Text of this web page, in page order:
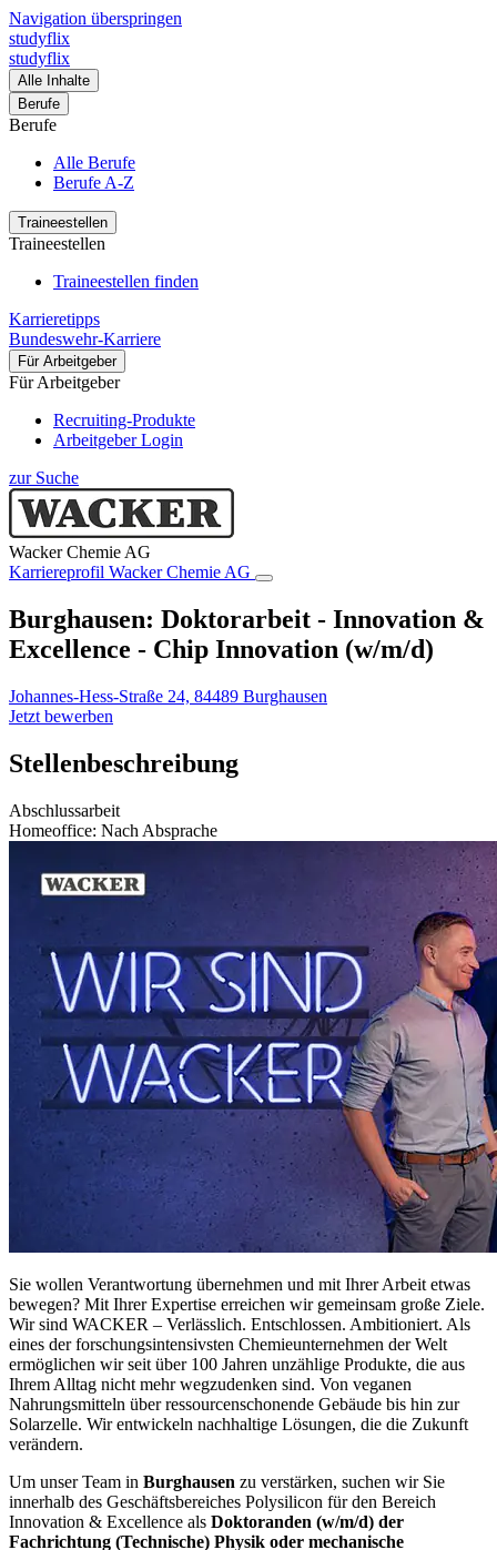
Navigation überspringen
studyflix
studyflix
Alle Inhalte
Berufe
Berufe
Alle Berufe
Berufe A-Z
Traineestellen
Traineestellen
Traineestellen finden
Karrieretipps
Bundeswehr-Karriere
Für Arbeitgeber
Für Arbeitgeber
Recruiting-Produkte
Arbeitgeber Login
zur Suche
Wacker Chemie AG
Karriereprofil Wacker Chemie AG
Burghausen: Doktorarbeit - Innovation &
Excellence - Chip Innovation (w/m/d)
Johannes-Hess-Straße 24, 84489 Burghausen
Jetzt bewerben
Stellenbeschreibung
Abschlussarbeit
Homeoffice: Nach Absprache
Sie wollen Verantwortung übernehmen und mit Ihrer Arbeit etwas
bewegen? Mit Ihrer Expertise erreichen wir gemeinsam große Ziele.
Wir sind WACKER – Verlässlich. Entschlossen. Ambitioniert. Als
eines der forschungsintensivsten Chemieunternehmen der Welt
ermöglichen wir seit über 100 Jahren unzählige Produkte, die aus
Ihrem Alltag nicht mehr wegzudenken sind. Von veganen
Nahrungsmitteln über ressourcenschonende Gebäude bis hin zur
Solarzelle. Wir entwickeln nachhaltige Lösungen, die die Zukunft
verändern.
Um unser Team in ​Burghausen ​ zu verstärken, suchen wir Sie
innerhalb des Geschäftsbereiches Polysilicon für den Bereich
Innovation & Excellence als Doktoranden (w/m/d) der
Fachrichtung (Technische) Physik oder mechanische